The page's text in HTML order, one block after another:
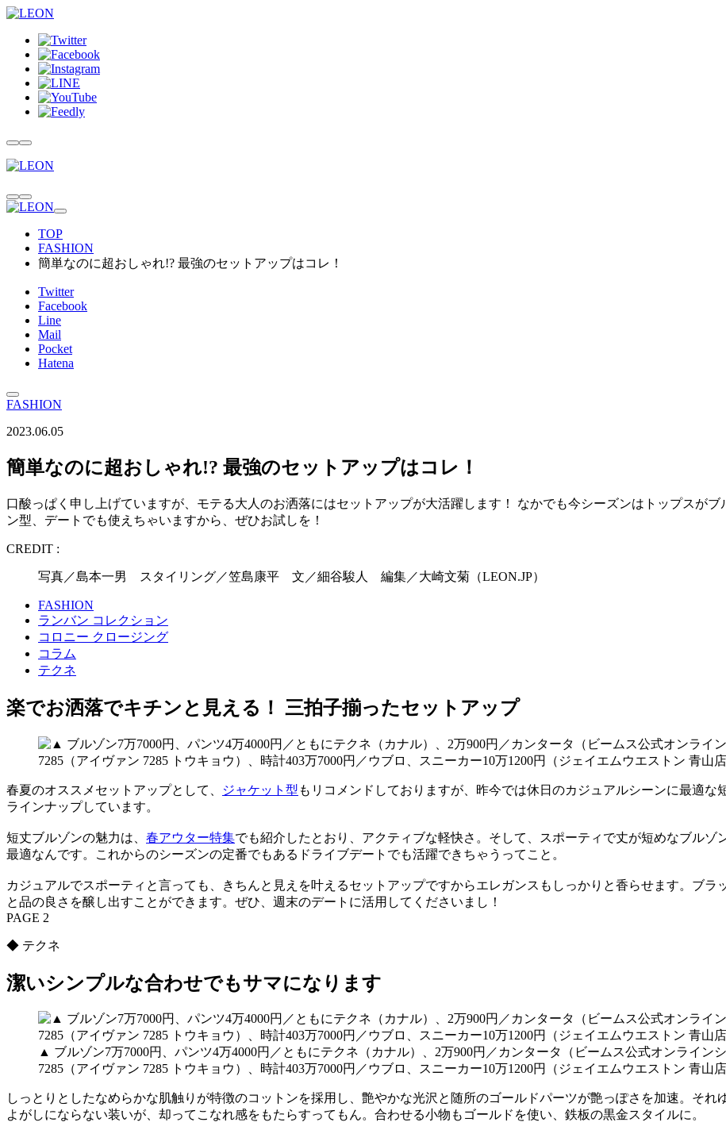
TOP
FASHION
簡単なのに超おしゃれ!? 最強のセットアップはコレ！
Twitter
Facebook
Line
Mail
Pocket
Hatena
FASHION
2023.06.05
簡単なのに超おしゃれ!? 最強のセットアップはコレ！
口酸っぱく申し上げていますが、モテる大人のお洒落にはセットアップが大活躍します！ なかでも今シーズンはトップスが
ン型、デートでも使えちゃいますから、ぜひお試しを！
CREDIT :
写真／島本一男 スタイリング／笠島康平 文／細谷駿人 編集／大崎文菊（LEON.JP）
FASHION
ランバン コレクション
コロニー クロージング
コラム
テクネ
楽でお洒落でキチンと見える！ 三拍子揃ったセットアップ
春夏のオススメセットアップとして、 ジャケット型 もリコメンドしておりますが、昨今では休日のカジュアルシーンに最適
ラインナップしています。
短丈ブルゾンの魅力は、 春アウター特集でも紹介したとおり、アクティブな軽快さ。そして、スポーティで丈が短めなブル
最適なんです。これからのシーズンの定番でもあるドライブデートでも活躍できちゃうってこと。
カジュアルでスポーティと言っても、きちんと見えを叶えるセットアップですからエレガンスもしっかりと香らせます。ブ
と品の良さを醸し出すことができます。ぜひ、週末のデートに活用してくださいまし！
PAGE 2
◆ テクネ
潔いシンプルな合わせでもサマになります
▲ ブルゾン7万7000円、パンツ4万4000円／ともにテクネ（カナル）、2万900円／カンタータ（ビームス公式オンライン
7285（アイヴァン 7285 トウキョウ）、時計403万7000円／ウブロ、スニーカー10万1200円（ジェイエムウエストン 青山店
しっとりとしたなめらかな肌触りが特徴のコットンを採用し、艶やかな光沢と随所のゴールドパーツが艶っぽさを加速。そ
よがしにならない装いが、却ってこなれ感をもたらすってもん。合わせる小物もゴールドを使い、鉄板の黒金スタイルに。